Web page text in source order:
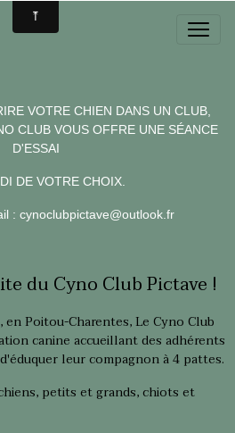
VOTRE CHIEN DANS UN CLUB,
CLUB VOUS OFFRE UNE SÉANCE
D'ESSAI
DE VOTRE CHOIX.
: cynoclubpictave@outlook.fr
du Cyno Club Pictave !
Poitou-Charentes, Le Cyno Club
canine accueillant des adhérents
leur compagnon à 4 pattes.
petits et grands, chiots et